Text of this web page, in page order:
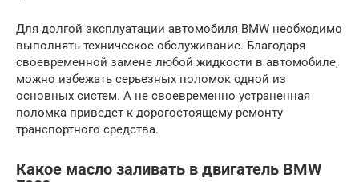
Для долгой эксплуатации автомобиля BMW необходимо
выполнять техническое обслуживание. Благодаря
своевременной замене любой жидкости в автомобиле,
можно избежать серьезных поломок одной из
основных систем. А не своевременно устраненная
поломка приведет к дорогостоящему ремонту
транспортного средства.
Какое масло заливать в двигатель BMW